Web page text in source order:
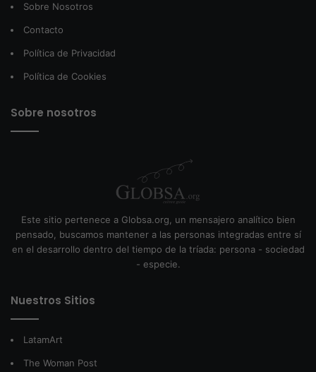
Sobre Nosotros
Contacto
Política de Privacidad
Política de Cookies
Sobre nosotros
Este sitio pertenece a Globsa.org, un mensajero analítico bien
pensado, buscamos mantener a las personas integradas entre sí
en el desarrollo dentro del tiempo de la tríada: persona - sociedad
- especie.
Nuestros Sitios
LatamArt
The Woman Post